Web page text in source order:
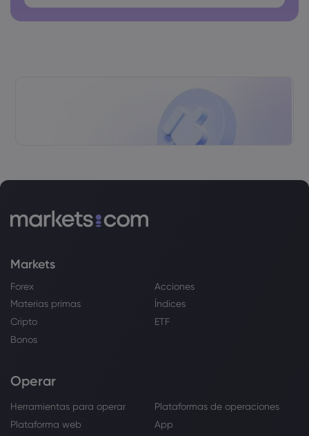
Las contraseñas no pueden tener espacios
Markets
Forex
Acciones
Materias primas
Índices
Cripto
ETF
Bonos
Operar
Herramientas para operar
Plataformas de operaciones
Plataforma web
App